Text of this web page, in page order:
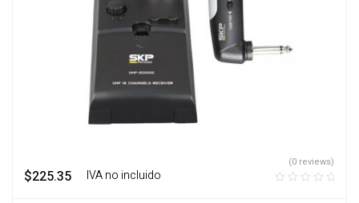
$225.35 ‎ ‎ ‎ IVA no incluido
(0 reviews)